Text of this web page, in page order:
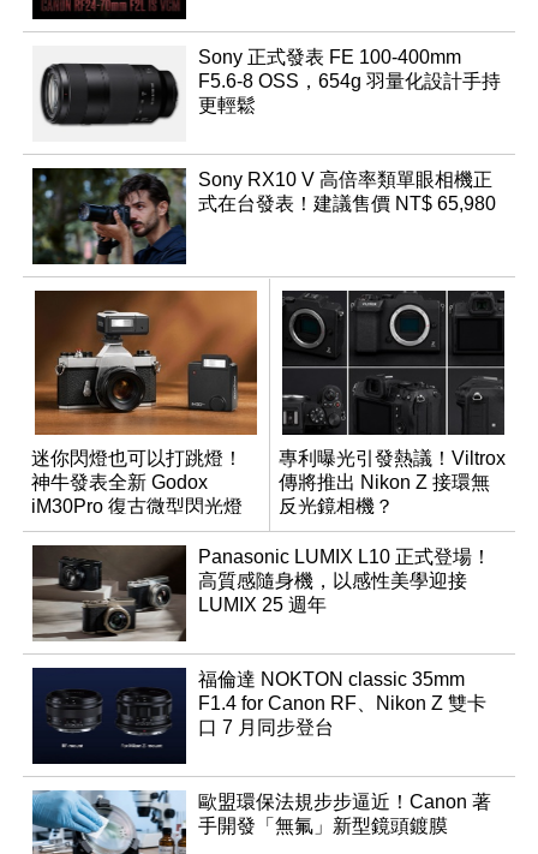
Sony 正式發表 FE 100-400mm
F5.6-8 OSS，654g 羽量化設計手持
更輕鬆
Sony RX10 V 高倍率類單眼相機正
式在台發表！建議售價 NT$ 65,980
迷你閃燈也可以打跳燈！
神牛發表全新 Godox
iM30Pro 復古微型閃光燈
專利曝光引發熱議！Viltrox
傳將推出 Nikon Z 接環無
反光鏡相機？
Panasonic LUMIX L10 正式登場！
高質感隨身機，以感性美學迎接
LUMIX 25 週年
福倫達 NOKTON classic 35mm
F1.4 for Canon RF、Nikon Z 雙卡
口 7 月同步登台
歐盟環保法規步步逼近！Canon 著
手開發「無氟」新型鏡頭鍍膜